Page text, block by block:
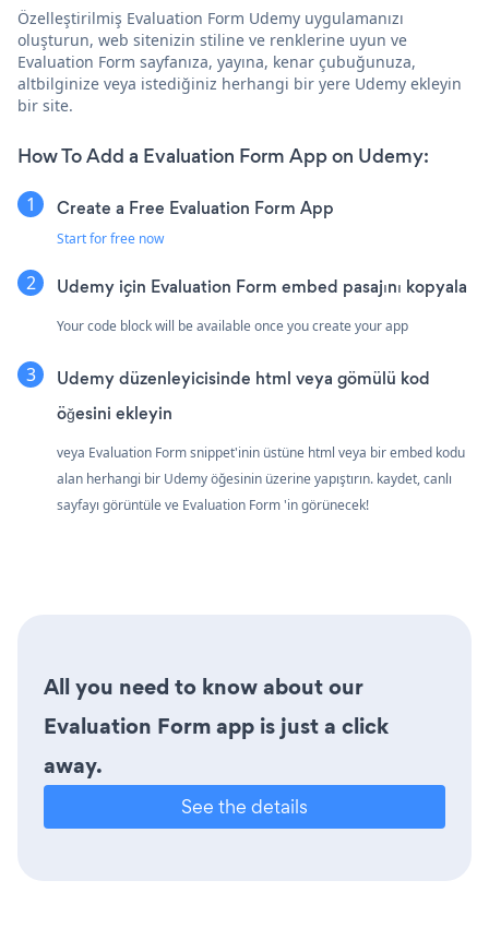
Özelleştirilmiş Evaluation Form Udemy uygulamanızı
oluşturun, web sitenizin stiline ve renklerine uyun ve
Evaluation Form sayfanıza, yayına, kenar çubuğunuza,
altbilginize veya istediğiniz herhangi bir yere Udemy ekleyin
bir site.
How To Add a Evaluation Form App on Udemy:
Create a Free Evaluation Form App
Start for free now
Udemy için Evaluation Form embed pasajını kopyala
Your code block will be available once you create your app
Udemy düzenleyicisinde html veya gömülü kod
öğesini ekleyin
veya Evaluation Form snippet'inin üstüne html veya bir embed kodu
alan herhangi bir Udemy öğesinin üzerine yapıştırın. kaydet, canlı
sayfayı görüntüle ve Evaluation Form 'in görünecek!
All you need to know about our
Evaluation Form app is just a click
away.
See the details